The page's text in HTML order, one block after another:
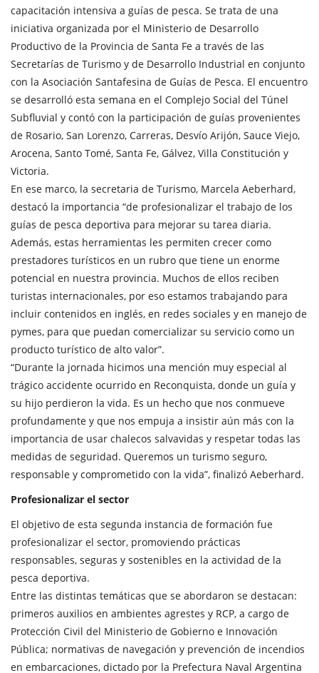
capacitación intensiva a guías de pesca. Se trata de una
iniciativa organizada por el Ministerio de Desarrollo
Productivo de la Provincia de Santa Fe a través de las
Secretarías de Turismo y de Desarrollo Industrial en conjunto
con la Asociación Santafesina de Guías de Pesca. El encuentro
se desarrolló esta semana en el Complejo Social del Túnel
Subfluvial y contó con la participación de guías provenientes
de Rosario, San Lorenzo, Carreras, Desvío Arijón, Sauce Viejo,
Arocena, Santo Tomé, Santa Fe, Gálvez, Villa Constitución y
Victoria.
En ese marco, la secretaria de Turismo, Marcela Aeberhard,
destacó la importancia “de profesionalizar el trabajo de los
guías de pesca deportiva para mejorar su tarea diaria.
Además, estas herramientas les permiten crecer como
prestadores turísticos en un rubro que tiene un enorme
potencial en nuestra provincia. Muchos de ellos reciben
turistas internacionales, por eso estamos trabajando para
incluir contenidos en inglés, en redes sociales y en manejo de
pymes, para que puedan comercializar su servicio como un
producto turístico de alto valor”.
“Durante la jornada hicimos una mención muy especial al
trágico accidente ocurrido en Reconquista, donde un guía y
su hijo perdieron la vida. Es un hecho que nos conmueve
profundamente y que nos empuja a insistir aún más con la
importancia de usar chalecos salvavidas y respetar todas las
medidas de seguridad. Queremos un turismo seguro,
responsable y comprometido con la vida”, finalizó Aeberhard.
Profesionalizar el sector
El objetivo de esta segunda instancia de formación fue
profesionalizar el sector, promoviendo prácticas
responsables, seguras y sostenibles en la actividad de la
pesca deportiva.
Entre las distintas temáticas que se abordaron se destacan:
primeros auxilios en ambientes agrestes y RCP, a cargo de
Protección Civil del Ministerio de Gobierno e Innovación
Pública; normativas de navegación y prevención de incendios
en embarcaciones, dictado por la Prefectura Naval Argentina